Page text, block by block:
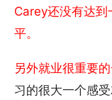
Carey还没有达
平。
另外就业很重要
习的很大一个感